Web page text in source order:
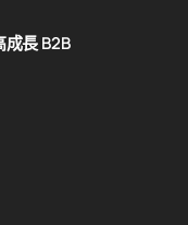
長 B2B